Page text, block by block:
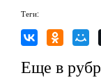
Теги:
Еще в